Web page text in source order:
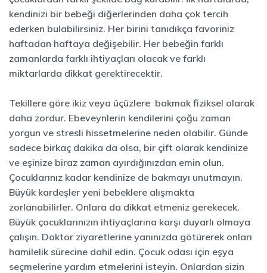
kendinizi bir bebeği diğerlerinden daha çok tercih
ederken bulabilirsiniz. Her birini tanıdıkça favoriniz
haftadan haftaya değişebilir. Her bebeğin farklı
zamanlarda farklı ihtiyaçları olacak ve farklı
miktarlarda dikkat gerektirecektir.
Tekillere göre ikiz veya üçüzlere bakmak fiziksel olarak
daha zordur. Ebeveynlerin kendilerini çoğu zaman
yorgun ve stresli hissetmelerine neden olabilir. Günde
sadece birkaç dakika da olsa, bir çift olarak kendinize
ve eşinize biraz zaman ayırdığınızdan emin olun.
Çocuklarınız kadar kendinize de bakmayı unutmayın.
Büyük kardeşler yeni bebeklere alışmakta
zorlanabilirler. Onlara da dikkat etmeniz gerekecek.
Büyük çocuklarınızın ihtiyaçlarına karşı duyarlı olmaya
çalışın. Doktor ziyaretlerine yanınızda götürerek onları
hamilelik sürecine dahil edin. Çocuk odası için eşya
seçmelerine yardım etmelerini isteyin. Onlardan sizin